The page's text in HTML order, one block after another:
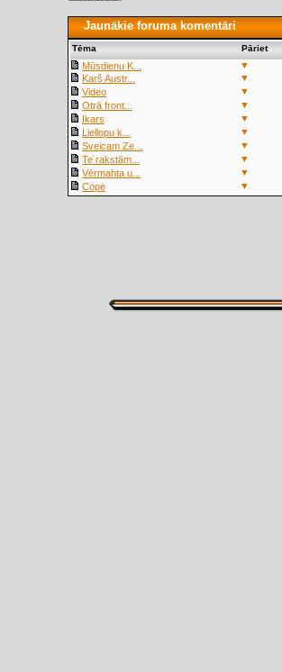
Jaunākie foruma komentāri
Tēma Pāriet
Mūsdienu K... ▼
Karš Austr...
▼
Video
▼
Otrā front...
▼
Ikars
▼
Liellopu k...
▼
Sveicam Ze...
▼
Te rakstām...
▼
Vērmahta u...
▼
Cope
▼